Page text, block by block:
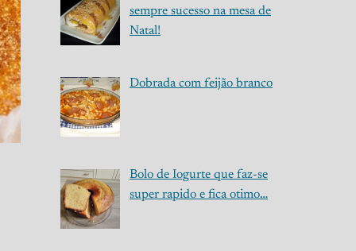
sempre sucesso na mesa de
Natal!
Dobrada com feijão branco
Bolo de Iogurte que faz-se
super rapido e fica otimo…